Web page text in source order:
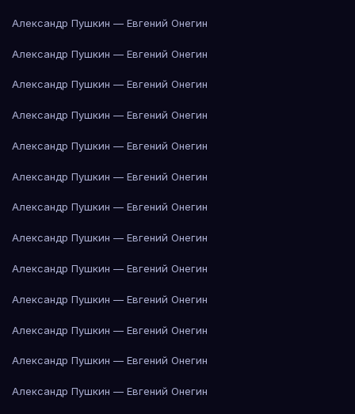
Александр Пушкин — Евгений Онегин
Александр Пушкин — Евгений Онегин
Александр Пушкин — Евгений Онегин
Александр Пушкин — Евгений Онегин
Александр Пушкин — Евгений Онегин
Александр Пушкин — Евгений Онегин
Александр Пушкин — Евгений Онегин
Александр Пушкин — Евгений Онегин
Александр Пушкин — Евгений Онегин
Александр Пушкин — Евгений Онегин
Александр Пушкин — Евгений Онегин
Александр Пушкин — Евгений Онегин
Александр Пушкин — Евгений Онегин